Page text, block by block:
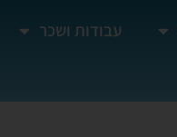
עבודות ושכר